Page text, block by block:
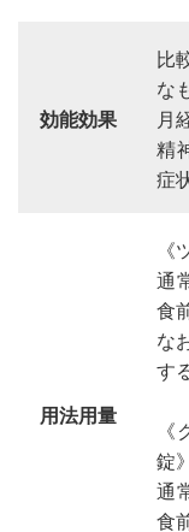
効能効果
比
な
月
精
症
用法用量
《
通
食
な
す
錠》
通
食